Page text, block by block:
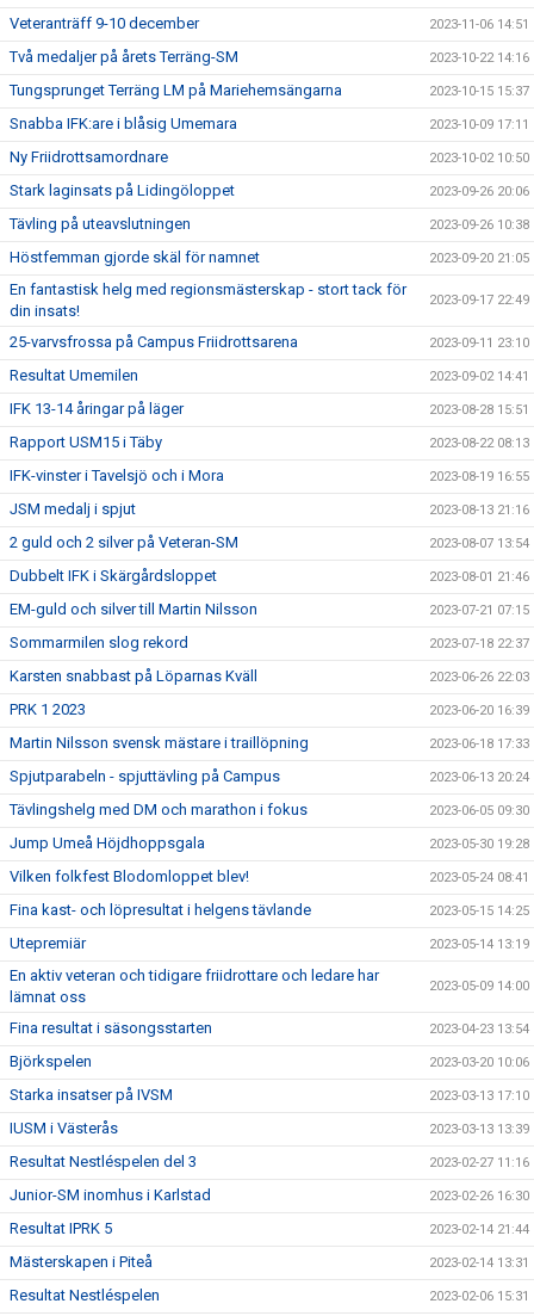
Veteranträff 9-10 december 2023-11-06 14:51
Två medaljer på årets Terräng-SM 2023-10-22 14:16
Tungsprunget Terräng LM på Mariehemsängarna 2023-10-15 15:37
Snabba IFK:are i blåsig Umemara 2023-10-09 17:11
Ny Friidrottsamordnare 2023-10-02 10:50
Stark laginsats på Lidingöloppet 2023-09-26 20:06
Tävling på uteavslutningen 2023-09-26 10:38
Höstfemman gjorde skäl för namnet 2023-09-20 21:05
En fantastisk helg med regionsmästerskap - stort tack för
din insats!
2023-09-17 22:49
25-varvsfrossa på Campus Friidrottsarena 2023-09-11 23:10
Resultat Umemilen 2023-09-02 14:41
IFK 13-14 åringar på läger 2023-08-28 15:51
Rapport USM15 i Täby 2023-08-22 08:13
IFK-vinster i Tavelsjö och i Mora 2023-08-19 16:55
JSM medalj i spjut 2023-08-13 21:16
2 guld och 2 silver på Veteran-SM 2023-08-07 13:54
Dubbelt IFK i Skärgårdsloppet 2023-08-01 21:46
EM-guld och silver till Martin Nilsson 2023-07-21 07:15
Sommarmilen slog rekord 2023-07-18 22:37
Karsten snabbast på Löparnas Kväll 2023-06-26 22:03
PRK 1 2023 2023-06-20 16:39
Martin Nilsson svensk mästare i traillöpning 2023-06-18 17:33
Spjutparabeln - spjuttävling på Campus 2023-06-13 20:24
Tävlingshelg med DM och marathon i fokus 2023-06-05 09:30
Jump Umeå Höjdhoppsgala 2023-05-30 19:28
Vilken folkfest Blodomloppet blev! 2023-05-24 08:41
Fina kast- och löpresultat i helgens tävlande 2023-05-15 14:25
Utepremiär 2023-05-14 13:19
En aktiv veteran och tidigare friidrottare och ledare har
lämnat oss
2023-05-09 14:00
Fina resultat i säsongsstarten 2023-04-23 13:54
Björkspelen 2023-03-20 10:06
Starka insatser på IVSM 2023-03-13 17:10
IUSM i Västerås 2023-03-13 13:39
Resultat Nestléspelen del 3 2023-02-27 11:16
Junior-SM inomhus i Karlstad 2023-02-26 16:30
Resultat IPRK 5 2023-02-14 21:44
Mästerskapen i Piteå 2023-02-14 13:31
Resultat Nestléspelen 2023-02-06 15:31